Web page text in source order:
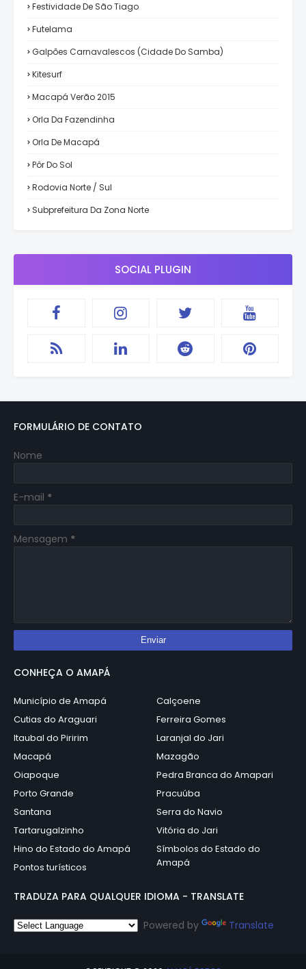
Festividade De São Tiago
Futelama
Galpões Carnavalescos (Cidade Do Samba)
Kitesurf
Macapá Verão 2015
Orla Da Fazendinha
Orla De Macapá
Pôr Do Sol
Rodovia Norte / Sul
Subprefeitura Da Zona Norte
SOCIAL PLUGIN
FORMULÁRIO DE CONTATO
Nome
E-mail *
Mensagem *
CONHEÇA O AMAPÁ
Município de Amapá
Calçoene
Cutias do Araguari
Ferreira Gomes
Itaubal do Piririm
Laranjal do Jari
Macapá
Mazagão
Oiapoque
Pedra Branca do Amapari
Porto Grande
Pracuúba
Santana
Serra do Navio
Tartarugalzinho
Vitória do Jari
Hino do Estado do Amapá
Símbolos do Estado do
Amapá
Pontos turísticos
TRADUZA PARA QUALQUER IDIOMA - TRANSLATE
Powered by Translate